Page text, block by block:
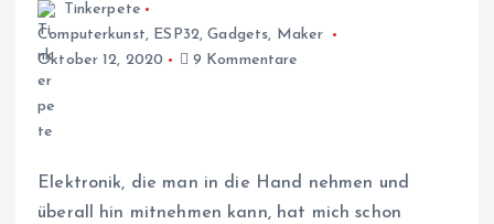
Tinkerpete
Computerkunst, ESP32,Gadgets, Maker
Oktober 12, 2020
9 Kommentare
Elektronik, die man in die Hand nehmen und
überall hin mitnehmen kann, hat mich schon